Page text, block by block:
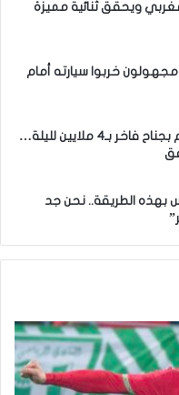
ويحقق ثنائية مميزة
خربوا سيارته أمام
زياش يتقاضى 200 مليون شهريا ويقيم بجناح فاخر بـ4 ملايين لليلة…
بهذه الطريقة.. نحن جد